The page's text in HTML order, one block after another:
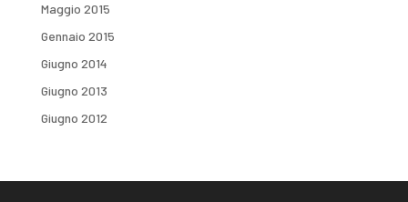
Maggio 2015
Gennaio 2015
Giugno 2014
Giugno 2013
Giugno 2012